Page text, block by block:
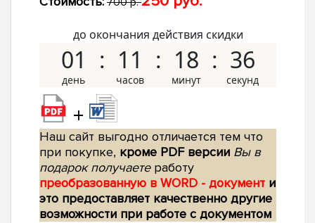
до окончания действия скидки
01 11 18 35
+
Наш сайт выгодно отличается тем что
при покупке, кроме PDF версии Вы в
подарок получаетеработу
преобразованную в WORD - документ и
это предоставляет качественно другие
возможности при работе с документом